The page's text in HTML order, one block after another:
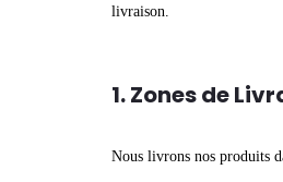
livraison.
1. Zones de
Nous livrons nos produits